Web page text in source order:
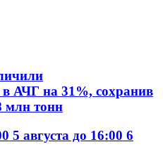
АЧГ на 31%, сохранив
млн тонн
5 августа до 16:00 6